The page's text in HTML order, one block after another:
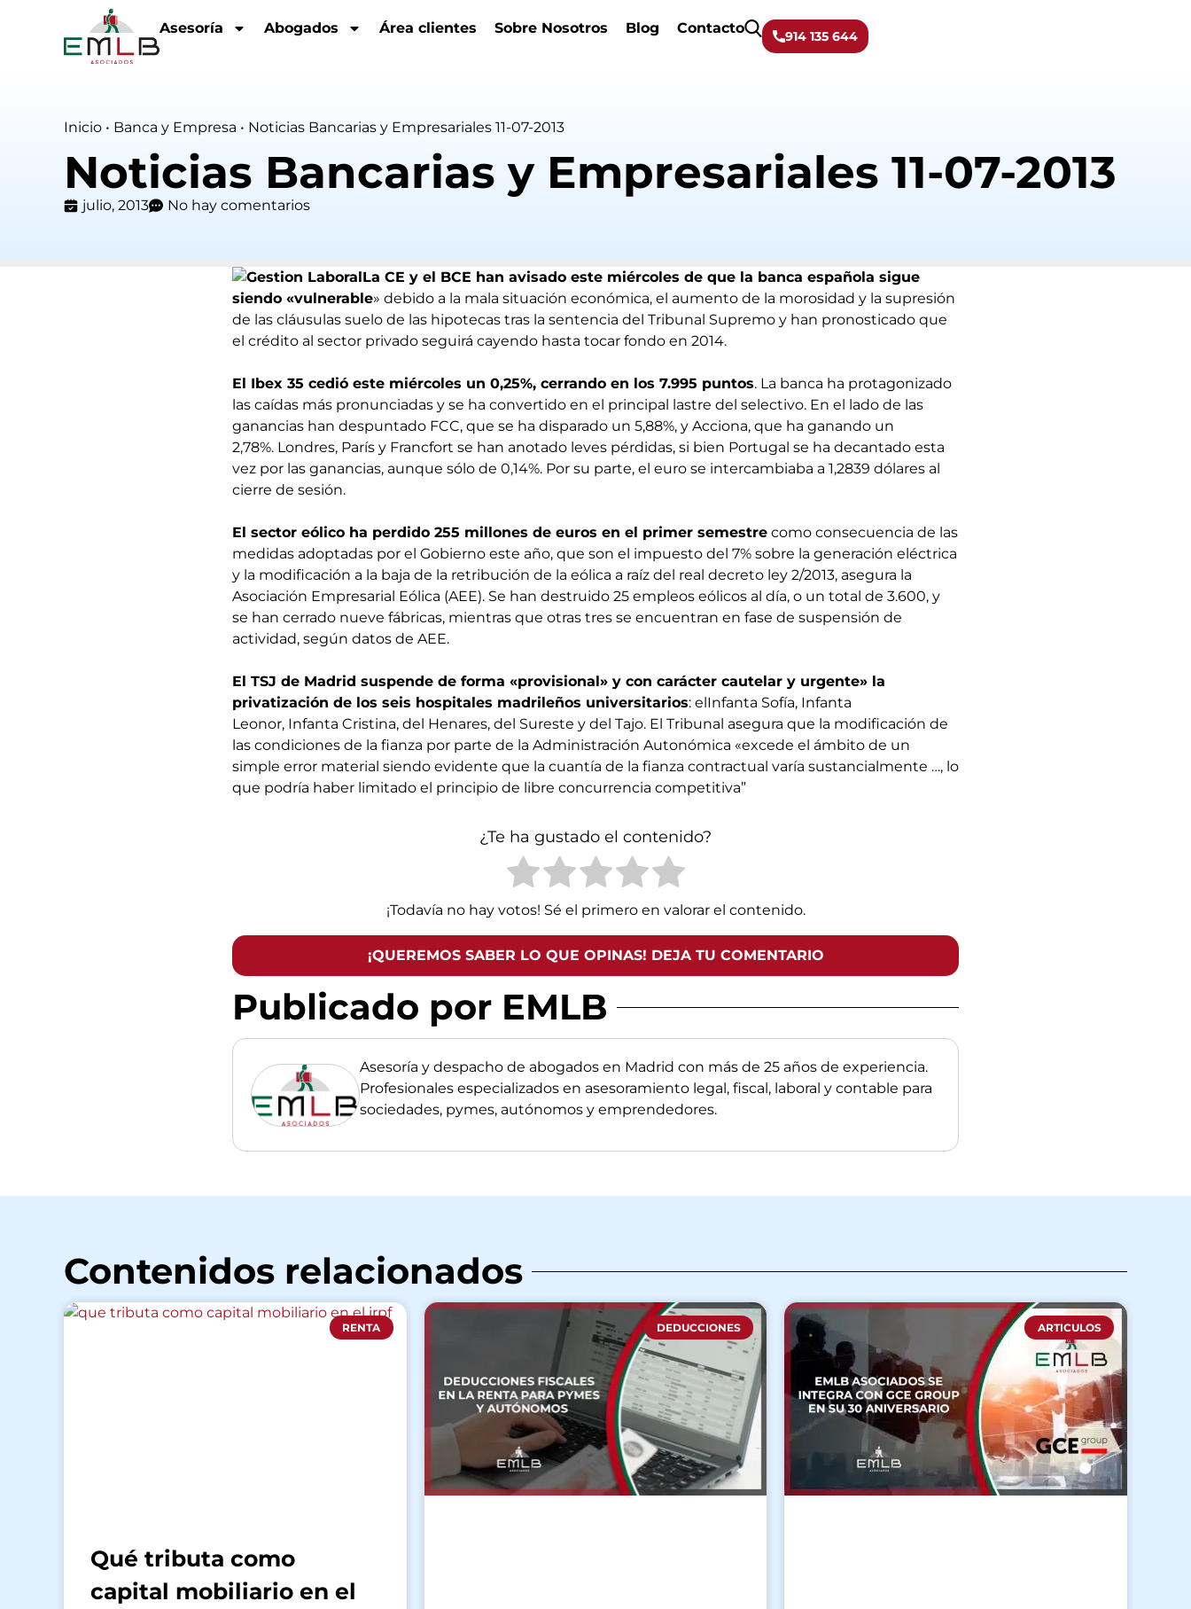
Asesoría Abogados Área clientes Sobre Nosotros Blog Contacto 914 135 644
Inicio • Banca y Empresa • Noticias Bancarias y Empresariales 11-07-2013
Noticias Bancarias y Empresariales 11-07-2013
julio, 2013 No hay comentarios
La CE y el BCE han avisado este miércoles de que la banca española sigue
siendo «vulnerable» debido a la mala situación económica, el aumento de la morosidad y la supresión
de las cláusulas suelo de las hipotecas tras la sentencia del Tribunal Supremo y han pronosticado que
el crédito al sector privado seguirá cayendo hasta tocar fondo en 2014.
El Ibex 35 cedió este miércoles un 0,25%, cerrando en los 7.995 puntos. La banca ha protagonizado
las caídas más pronunciadas y se ha convertido en el principal lastre del selectivo. En el lado de las
ganancias han despuntado FCC, que se ha disparado un 5,88%, y Acciona, que ha ganando un
2,78%. Londres, París y Francfort se han anotado leves pérdidas, si bien Portugal se ha decantado esta
vez por las ganancias, aunque sólo de 0,14%. Por su parte, el euro se intercambiaba a 1,2839 dólares al
cierre de sesión.
El sector eólico ha perdido 255 millones de euros en el primer semestre como consecuencia de las
medidas adoptadas por el Gobierno este año, que son el impuesto del 7% sobre la generación eléctrica
y la modificación a la baja de la retribución de la eólica a raíz del real decreto ley 2/2013, asegura la
Asociación Empresarial Eólica (AEE). Se han destruido 25 empleos eólicos al día, o un total de 3.600, y
se han cerrado nueve fábricas, mientras que otras tres se encuentran en fase de suspensión de
actividad, según datos de AEE.
El TSJ de Madrid suspende de forma «provisional» y con carácter cautelar y urgente» la
privatización de los seis hospitales madrileños universitarios: elInfanta Sofía, Infanta
Leonor, Infanta Cristina, del Henares, del Sureste y del Tajo. El Tribunal asegura que la modificación de
las condiciones de la fianza por parte de la Administración Autonómica «excede el ámbito de un
simple error material siendo evidente que la cuantía de la fianza contractual varía sustancialmente …, lo
que podría haber limitado el principio de libre concurrencia competitiva”
¿Te ha gustado el contenido?
¡Todavía no hay votos! Sé el primero en valorar el contenido.
¡QUEREMOS SABER LO QUE OPINAS! DEJA TU COMENTARIO
Publicado por EMLB
Asesoría y despacho de abogados en Madrid con más de 25 años de experiencia.
Profesionales especializados en asesoramiento legal, fiscal, laboral y contable para
sociedades, pymes, autónomos y emprendedores.
Contenidos relacionados
RENTA
Qué tributa como
capital mobiliario en el
DEDUCCIONES ARTICULOS